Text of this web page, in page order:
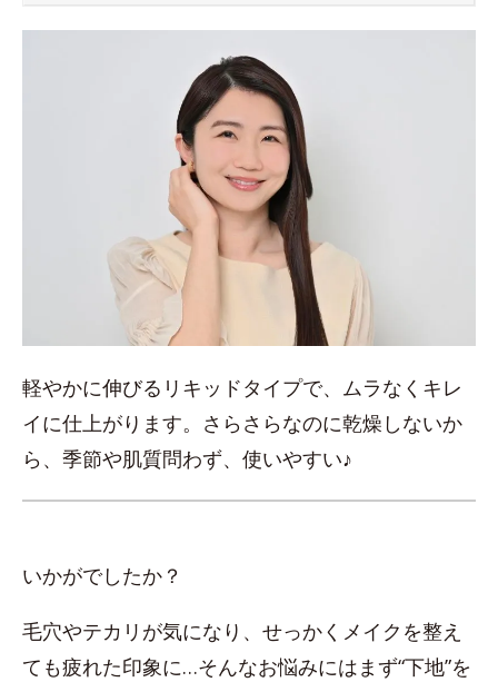
軽やかに伸びるリキッドタイプで、ムラなくキレ
イに仕上がります。さらさらなのに乾燥しないか
ら、季節や肌質問わず、使いやすい♪
いかがでしたか？
毛穴やテカリが気になり、せっかくメイクを整え
ても疲れた印象に…そんなお悩みにはまず“下地”を